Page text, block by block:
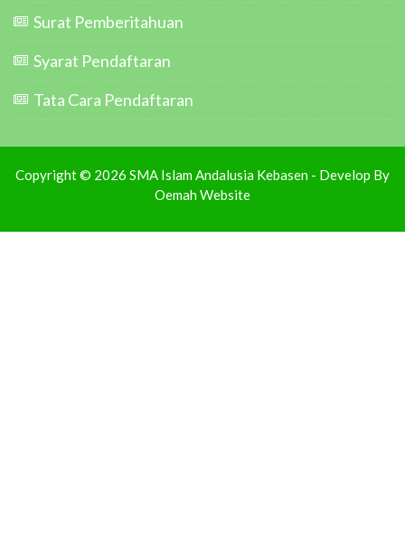
Surat Pemberitahuan
Syarat Pendaftaran
Tata Cara Pendaftaran
Copyright © 2026 SMA Islam Andalusia Kebasen - Develop By
Oemah Website